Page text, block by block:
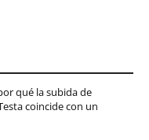
qué la subida de
coincide con un